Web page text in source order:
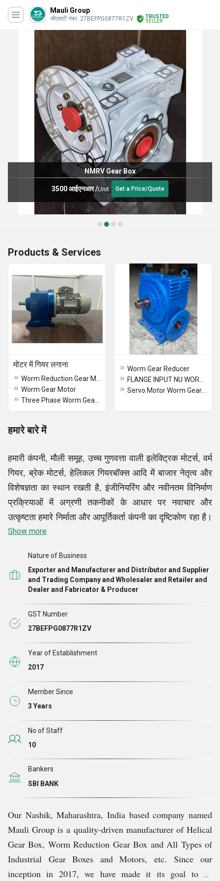
Mauli Group
जीएसटी नंबर. 27BEFPG0877R1ZV
TRUSTED
SELLER
NMRV Gear Box
3500 आईएनआर/Unit Get a Price/Quote
Products & Services
मोटर में गियर लगाना
Worm Gear Motor
Worm Gear Reducer
हमारे बारे में
हमारी कंपनी, मौली समूह, उच्च गुणवत्ता वाली इलेक्ट्रिक मोटर्स, वर्म
गियर, ब्रेक मोटर्स, हेलिकल गियरबॉक्स आदि में बाजार नेतृत्व और
विशेषज्ञता का स्थान रखती है, इंजीनियरिंग और नवीनतम विनिर्माण
प्रक्रियाओं में अग्रणी तकनीकों के आधार पर नवाचार और
उत्कृष्टता हमारे निर्माता और आपूर्तिकर्ता कंपनी का दृष्टिकोण रहा है।
हमें अपने ग्राहकों की विशिष्ट परिचालन आवश्यकताओं में से किसी
अनुकूलित समाधानों पर गर्व है। हमारे पेशेवर गुणवत्ता और प्रदर्शन
के उच्चतम संभव मानकों के लिए लगातार प्रयास करते हैं ताकि यह
सुनिश्चित किया जा सके कि उनके द्वारा वितरित किए जाने वाले
उत्पाद पूरे हों और सबसे बढ़कर, बाज़ार की अपेक्षाओं से अधिक हों।
हमारे गुरु श्री वैभव नामदेव घोलप के मार्गदर्शन ने हमें बाज़ार में सबसे
अलग दिखने और ग्राहकों की अधिकतम संतुष्टि प्राप्त करने में सक्षम
बनाया है।
हमारा इंफ्रास्ट्रक्चर और वेयरहाउस
हमारी इंफ्रास्ट्रक्चर और बड़ी वेयरहाउस
संचालन के साथ कुशल विनिर्माण और लॉजिस्टिक्स सुनिश्चित करती
हैं। सटीक और गुणवत्ता के साथ आउटपुट की उच्च दर रखने के लिए
अच्छी तरह से आपूर्ति की जाती है। वेयरहाउस सामग्री और तैयार
माल तक आसान पहुंच के लिए सुव्यवस्थित है, ताकि ऑर्डर की त्वरित
पूर्ति और कुशल इन्वेंट्री हैंडलिंग हो सके। यह मजबूत बुनियादी ढांचा
न केवल हमारी परिचालन क्षमता को मजबूत करता है, बल्कि हमें अपने
ग्राहकों की जरूरतों और आवश्यकताओं को चुस्तता और
विश्वसनीयता के साथ पूरा करने में भी सक्षम बनाता है।
हम क्यों?
Show more
Nature of Business
Exporter and Manufacturer and Distributor and Supplier
and Trading Company and Wholesaler and Retailer and
Dealer and Fabricator & Producer
GST Number
27BEFPG0877R1ZV
Year of Establishment
2017
Member Since
3 Years
No of Staff
10
Bankers
SBI BANK
Our Nashik, Maharashtra, India based company named
Mauli Group is a quality-driven manufacturer of Helical
Gear Box, Worm Reduction Gear Box and All Types of
Industrial Gear Boxes and Motors, etc. Since our
inception in 2017, we have made it its goal to be